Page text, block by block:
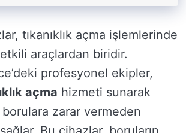
tıkanıklık açma işlemlerinde
araçlardan biridir.
profesyonel ekipler,
açma hizmeti sunarak
borulara zarar vermeden